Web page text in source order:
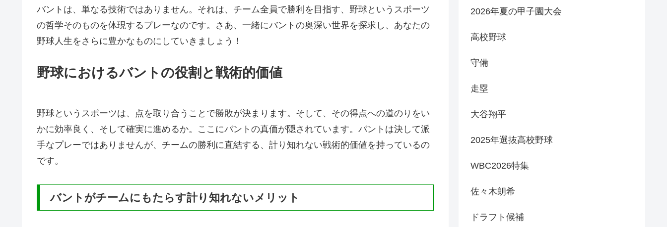
バントは、単なる技術ではありません。それは、チーム全員で勝利を目指す、野球というスポーツ
の哲学そのものを体現するプレーなのです。さあ、一緒にバントの奥深い世界を探求し、あなたの
野球人生をさらに豊かなものにしていきましょう！
野球におけるバントの役割と戦術的価値
野球というスポーツは、点を取り合うことで勝敗が決まります。そして、その得点への道のりをい
かに効率良く、そして確実に進めるか。ここにバントの真価が隠されています。バントは決して派
手なプレーではありませんが、チームの勝利に直結する、計り知れない戦術的価値を持っているの
です。
バントがチームにもたらす計り知れないメリット
2026年夏の甲子園大会
高校野球
守備
走塁
大谷翔平
2025年選抜高校野球
WBC2026特集
佐々木朗希
ドラフト候補